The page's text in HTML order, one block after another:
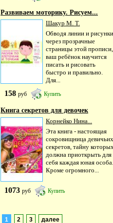
Развиваем моторику. Рисуем...
Шакур М. Т.
Обводя линии и рисунки
через прозрачные
страницы этой прописи,
ваш ребёнок научится
писать и рисовать
быстро и правильно.
Для...
158 руб Купить
Книга секретов для девочек
Корнейко Нина...
Эта книга - настоящая
сокровищница девичьих
секретов, тайну
должна приоткрыть для
себя каждая юная особа.
Кроме огромного...
1073 руб Купить
1 2 3 далее